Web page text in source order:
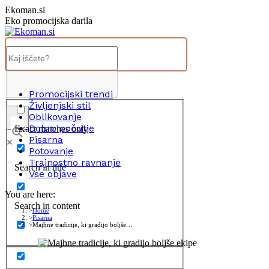
Skip
to
content
Ekoman.si
Eko promocijska darila
Exact matches only
Search in title
Search in content
Promocijski trendi
Življenjski stil
Oblikovanje
Dobro počutje
Pisarna
Potovanje
Trajnostno ravnanje
Vse objave
You are here:
Home
Pisarna
Majhne tradicije, ki gradijo boljše…